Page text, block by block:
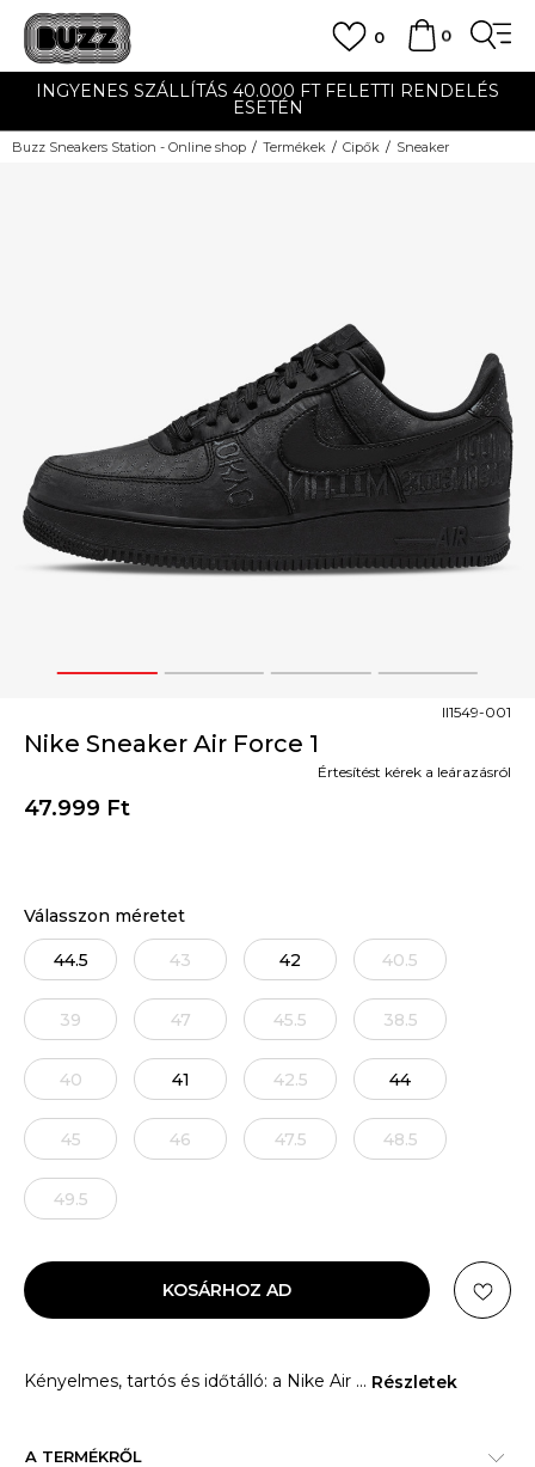
0
0
INGYENES SZÁLLÍTÁS 40.000 FT FELETTI RENDELÉS
ESETÉN
Buzz Sneakers Station - Online shop Termékek Cipők Sneaker
1 2 3 4
Nike Sneaker Air Force 1
II1549-001
47.999 Ft
Értesítést kérek a leárazásról
Válasszon méretet
44.5 43 42 40.5
39 47 45.5 38.5
40 41 42.5 44
45 46 47.5 48.5
49.5
KOSÁRHOZ AD
Kényelmes, tartós és időtálló: a Nike Air ... Részletek
A TERMÉKRŐL